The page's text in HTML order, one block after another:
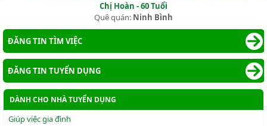
Chị Hoàn - 60 Tuổi
Quê quán: Ninh Bình
ĐĂNG TIN TÌM VIỆC
ĐĂNG TIN TUYỂN DỤNG
DÀNH CHO NHÀ TUYỂN DỤNG
Giúp việc gia đình